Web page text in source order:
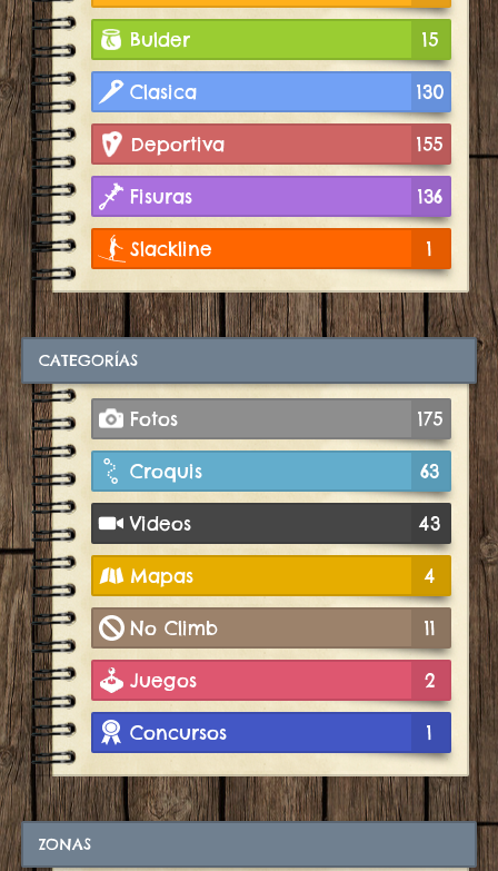
Bulder 15
Clasica 130
Deportiva 155
Fisuras 136
Slackline 1
CATEGORÍAS
Fotos 175
Croquis 63
Videos 43
Mapas 4
No Climb 11
Juegos 2
Concursos 1
ZONAS